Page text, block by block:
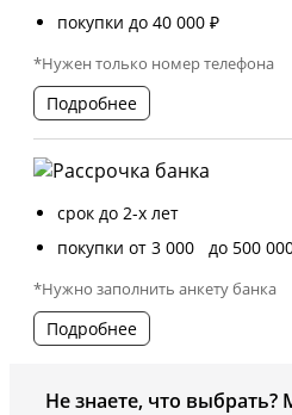
покупки до 40 000 ₽
*Нужен только номер телефона
Подробнее
срок до 2-х лет
покупки от 3 000 до 500
*Нужно заполнить анкету банка
Подробнее
Не знаете, что